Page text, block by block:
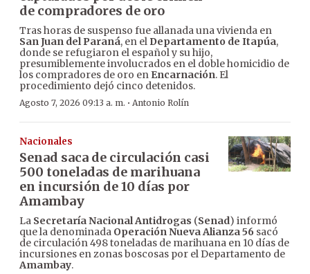
de compradores de oro
Tras horas de suspenso fue allanada una vivienda en
San Juan del Paraná, en el Departamento de Itapúa,
donde se refugiaron el español y su hijo,
presumiblemente involucrados en el doble homicidio de
los compradores de oro en Encarnación. El
procedimiento dejó cinco detenidos.
Agosto 7, 2026 09:13 a. m. · Antonio Rolín
Nacionales
Senad saca de circulación casi
500 toneladas de marihuana
en incursión de 10 días por
Amambay
La Secretaría Nacional Antidrogas (Senad) informó
que la denominada Operación Nueva Alianza 56 sacó
de circulación 498 toneladas de marihuana en 10 días de
incursiones en zonas boscosas por el Departamento de
Amambay.